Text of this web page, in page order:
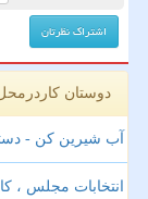
دوستان
آب شیرین کن -
انتخابات مجلس ،